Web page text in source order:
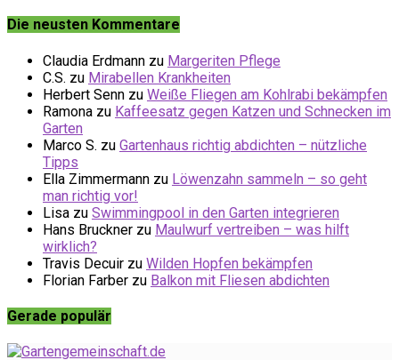
Die neusten Kommentare
Claudia Erdmann zu Margeriten Pflege
C.S. zu Mirabellen Krankheiten
Herbert Senn zu Weiße Fliegen am Kohlrabi bekämpfen
Ramona zu Kaffeesatz gegen Katzen und Schnecken im
Garten
Marco S. zu Gartenhaus richtig abdichten – nützliche
Tipps
Ella Zimmermann zu Löwenzahn sammeln – so geht
man richtig vor!
Lisa zu Swimmingpool in den Garten integrieren
Hans Bruckner zu Maulwurf vertreiben – was hilft
wirklich?
Travis Decuir zu Wilden Hopfen bekämpfen
Florian Farber zu Balkon mit Fliesen abdichten
Gerade populär